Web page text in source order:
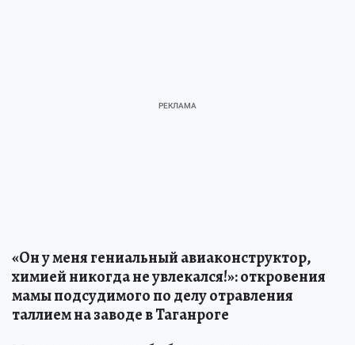
«Он у меня гениальный авиаконструктор,
химией никогда не увлекался!»: откровения
мамы подсудимого по делу отравления
таллием на заводе в Таганроге